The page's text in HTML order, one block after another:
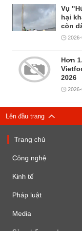
Vụ
hại
còn
Hơn
2026
Lên đầu trang
Trang chủ
Công nghệ
Kinh tế
Pháp luật
Media